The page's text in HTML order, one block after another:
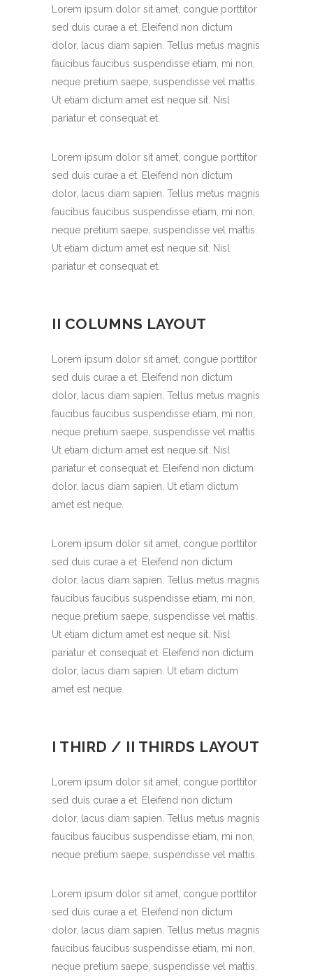
Lorem ipsum dolor sit amet, congue porttitor
sed duis curae a et. Eleifend non dictum
dolor, lacus diam sapien. Tellus metus magnis
faucibus faucibus suspendisse etiam, mi non,
neque pretium saepe, suspendisse vel mattis.
Ut etiam dictum amet est neque sit. Nisl
pariatur et consequat et.
Lorem ipsum dolor sit amet, congue porttitor
sed duis curae a et. Eleifend non dictum
dolor, lacus diam sapien. Tellus metus magnis
faucibus faucibus suspendisse etiam, mi non,
neque pretium saepe, suspendisse vel mattis.
Ut etiam dictum amet est neque sit. Nisl
pariatur et consequat et.
II COLUMNS LAYOUT
Lorem ipsum dolor sit amet, congue porttitor
sed duis curae a et. Eleifend non dictum
dolor, lacus diam sapien. Tellus metus magnis
faucibus faucibus suspendisse etiam, mi non,
neque pretium saepe, suspendisse vel mattis.
Ut etiam dictum amet est neque sit. Nisl
pariatur et consequat et. Eleifend non dictum
dolor, lacus diam sapien. Ut etiam dictum
amet est neque.
Lorem ipsum dolor sit amet, congue porttitor
sed duis curae a et. Eleifend non dictum
dolor, lacus diam sapien. Tellus metus magnis
faucibus faucibus suspendisse etiam, mi non,
neque pretium saepe, suspendisse vel mattis.
Ut etiam dictum amet est neque sit. Nisl
pariatur et consequat et. Eleifend non dictum
dolor, lacus diam sapien. Ut etiam dictum
amet est neque.
I THIRD / II THIRDS LAYOUT
Lorem ipsum dolor sit amet, congue porttitor
sed duis curae a et. Eleifend non dictum
dolor, lacus diam sapien. Tellus metus magnis
faucibus faucibus suspendisse etiam, mi non,
neque pretium saepe, suspendisse vel mattis.
Lorem ipsum dolor sit amet, congue porttitor
sed duis curae a et. Eleifend non dictum
dolor, lacus diam sapien. Tellus metus magnis
faucibus faucibus suspendisse etiam, mi non,
neque pretium saepe, suspendisse vel mattis.